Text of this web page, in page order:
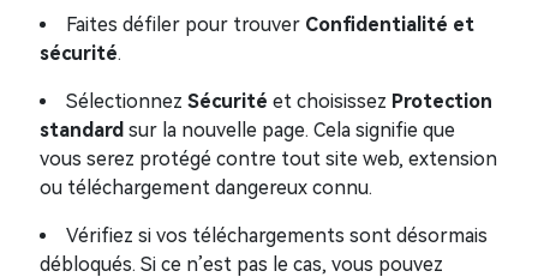
Faites défiler pour trouver Confidentialité et
sécurité.
Sélectionnez Sécurité et choisissez Protection
standard sur la nouvelle page. Cela signifie que
vous serez protégé contre tout site web, extension
ou téléchargement dangereux connu.
Vérifiez si vos téléchargements sont désormais
débloqués. Si ce n’est pas le cas, vous pouvez